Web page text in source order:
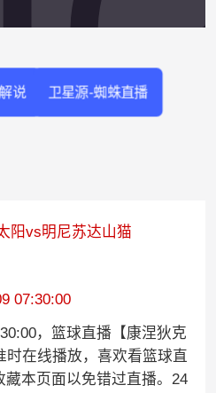
说 卫星源-蜘蛛直播
阳vs明尼苏达山猫
07:30:00
，篮球直播【康涅狄克
时在线播放，喜欢看篮球直
本页面以免错过直播。24